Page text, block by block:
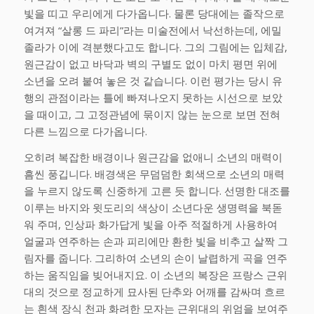
빛을 띠고 우리에게 다가옵니다. 물론 당대에는 졸작으로
여겨져 “살롱 드 파리”라는 미술전에서 낙선하는데, 에밀
졸라가 이에 격분했다고도 합니다. 그의 그림에는 입체감,
원근감이 없고 바닥과 벽의 구별도 없이 마치 평면 위에
소년을 오려 붙여 놓은 것 같습니다. 이런 평가는 당시 유
행의 관점이라는 틀에 빠져나오지 못하는 시선으로 보았
을 때이고, 그 고정관념에 묶이지 않는 눈으로 보면 전혀
다른 느낌으로 다가옵니다.
오히려 복잡한 배경이나 원근감을 없애니 소년의 매력이
흠씬 풍깁니다. 배경색은 무덤덤한 회색으로 소년의 매력
을 누르지 않도록 신중하게 고른 듯 합니다. 선명한 대조를
이루는 바지와 윗도리의 색상이 소년다운 생명력을 북돋
워 주며, 인상파 화가답게 빛을 아주 적절하게 사용하여
얼굴과 연주하는 손과 피리에만 환한 빛을 비추고 살짝 그
림자를 줍니다. 그리하여 소년의 손이 날렵하게 곡을 연주
하는 움직임을 빚어내지요. 이 소년의 복장은 프랑스 근위
대의 것으로 정교하게 묘사된 단추와 어깨를 감싸며 흐르
는 흰색 장식 천과 화려한 모자는 근위대의 위엄을 보여주